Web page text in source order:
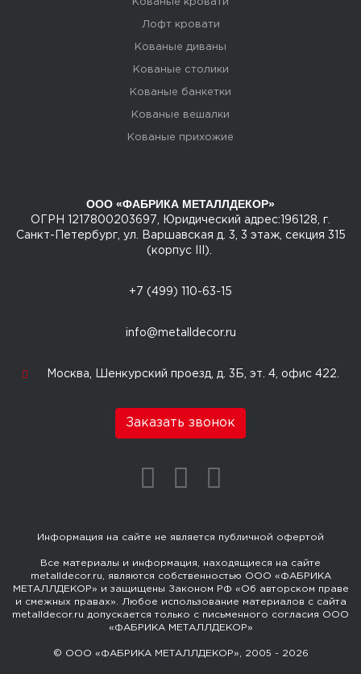
Кованые кровати
Лофт кровати
Кованые диваны
Кованые столики
Кованые банкетки
Кованые вешалки
Кованые прихожие
ООО «ФАБРИКА МЕТАЛЛДЕКОР»
ОГРН 1217800203697, Юридический адрес:196128, г.
Санкт-Петербург, ул. Варшавская д. 3, 3 этаж, секция 315
(корпус III).
+7 (499) 110-63-15
info@metalldecor.ru
Москва, Шенкурский проезд, д. 3Б, эт. 4, офис 422.
Заказать звонок
Информация на сайте не является публичной офертой
Все материалы и информация, находящиеся на сайте
metalldecor.ru, являются собственностью ООО «ФАБРИКА
МЕТАЛЛДЕКОР» и защищены Законом РФ «Об авторском праве
и смежных правах». Любое использование материалов с сайта
metalldecor.ru допускается только с письменного согласия ООО
«ФАБРИКА МЕТАЛЛДЕКОР»
© ООО «ФАБРИКА МЕТАЛЛДЕКОР», 2005 - 2026